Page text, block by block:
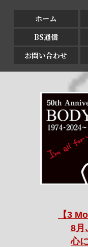
ホーム
BS通信
お問い合わせ
【3
8月
心